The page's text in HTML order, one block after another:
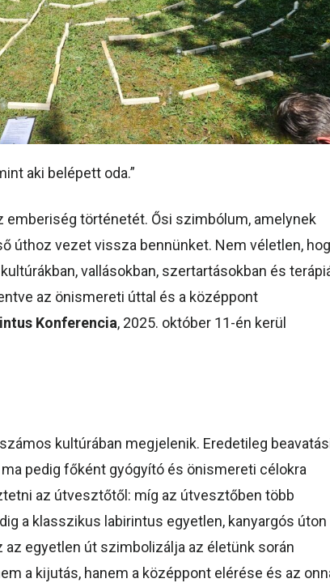
aki belépett oda.”
emberiség történetét. Ősi szimbólum, amelynek
úthoz vezet vissza bennünket. Nem véletlen,
vallásokban, szertartásokban és
az önismereti úttal és a középpont
Konferencia, 2025. október 11-én kerül
kultúrában megjelenik. Eredetileg
pedig főként gyógyító és önismereti célokra
az útvesztőtől: míg az útvesztőben több
a klasszikus labirintus egyetlen, kanyargós úton
egyetlen út szimbolizálja az életünk során
a kijutás, hanem a középpont elérése és az